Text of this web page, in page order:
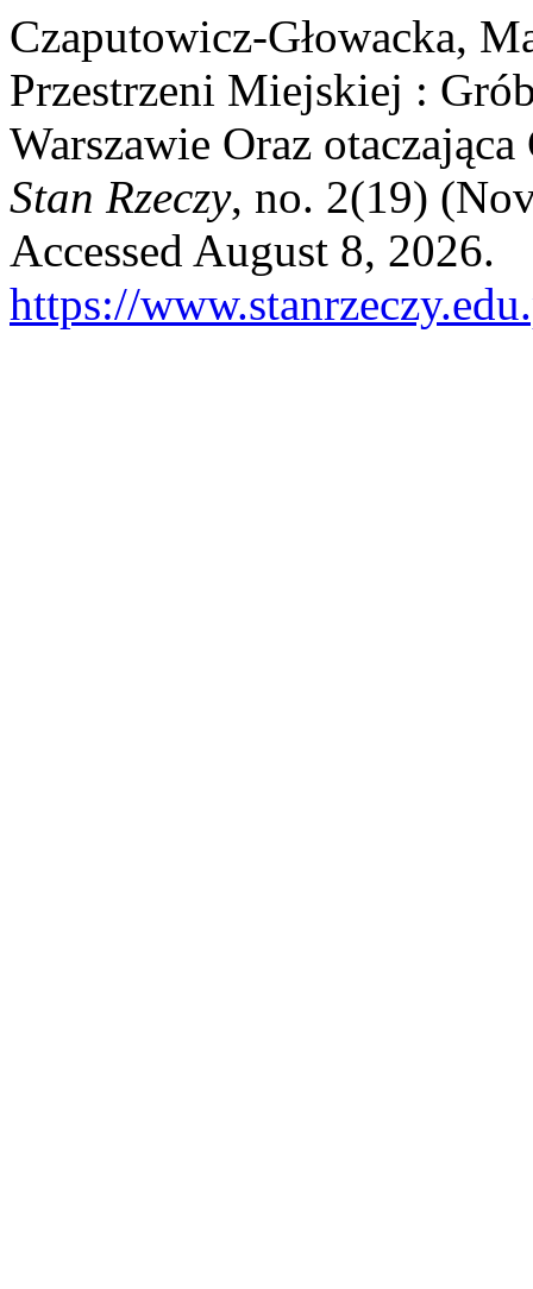
Czaputowicz-Głowacka,
Przestrzeni Miejskiej :
Warszawie Oraz
Stan Rzeczy, no. 2(19)
Accessed August 8, 2026.
https://